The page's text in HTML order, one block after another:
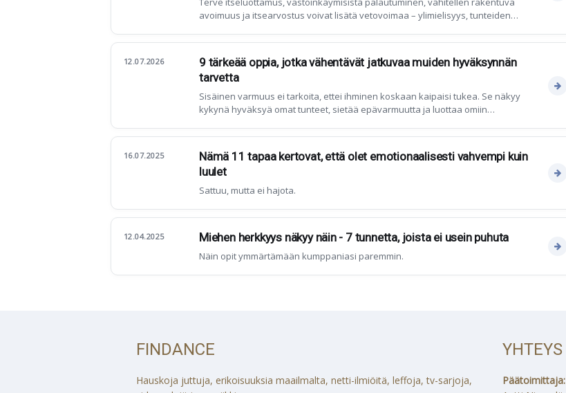
avoimuus ja itsearvostus voivat lisätä vetovoimaa – ylimielisyys, tunteiden
12.07.2026
9 tärkeää oppia, jotka vähentävät jatkuvaa muiden hyväksynnän
tarvetta
Sisäinen varmuus ei tarkoita, ettei ihminen koskaan kaipaisi tukea. Se näkyy
kykynä hyväksyä omat tunteet, sietää epävarmuutta ja luottaa omiin
16.07.2025
Nämä 11 tapaa kertovat, että olet emotionaalisesti vahvempi kuin
luulet
Sattuu, mutta ei hajota.
12.04.2025 Miehen herkkyys näkyy näin - 7 tunnetta, joista ei usein puhuta
Näin opit ymmärtämään kumppaniasi paremmin.
FINDANCE
Hauskoja juttuja, erikoisuuksia maailmalta, netti-ilmiöitä, leffoja, tv-sarjoja,
YHTEYS
Päätoimittaja: